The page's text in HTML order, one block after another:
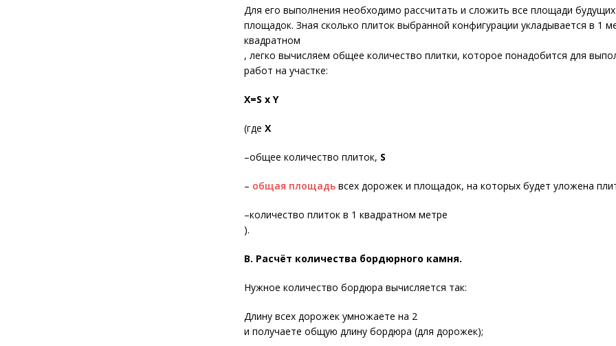
Для его выполнения необходимо рассчитать и сложить все площади
площадок. Зная сколько плиток выбранной конфигурации укладывается в 1
квадратном
, легко вычисляем общее количество плитки, которое понадобится для
работ на участке:
X=S x Y
(где X
–общее количество плиток, S
– общая площадьвсех дорожек и площадок, на которых будет уложена
–количество плиток в 1 квадратном метре
).
В. Расчёт количества бордюрного камня.
Нужное количество бордюра вычисляется так:
Длину всех дорожек умножаете на 2
и получаете общую длину бордюра (для дорожек);